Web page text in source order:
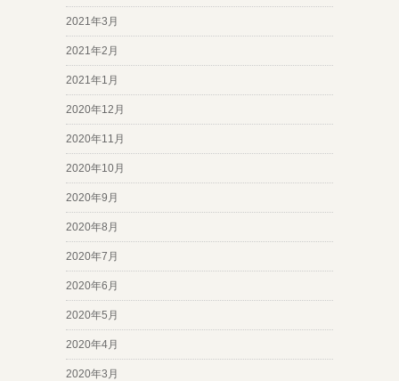
2021年3月
2021年2月
2021年1月
2020年12月
2020年11月
2020年10月
2020年9月
2020年8月
2020年7月
2020年6月
2020年5月
2020年4月
2020年3月